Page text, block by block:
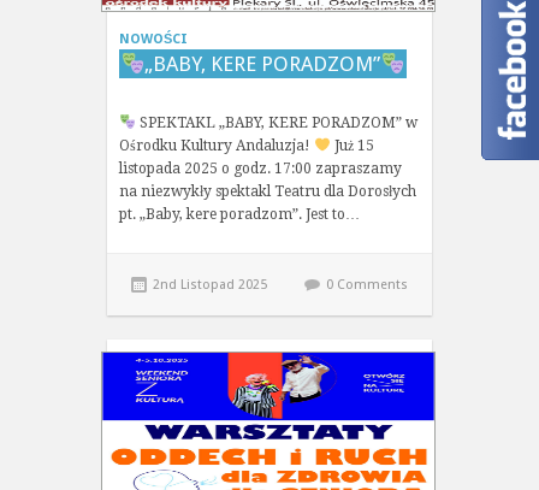
NOWOŚCI
„BABY, KERE PORADZOM”
SPEKTAKL „BABY, KERE PORADZOM” w
Ośrodku Kultury Andaluzja!
Już 15
listopada 2025 o godz. 17:00 zapraszamy
na niezwykły spektakl Teatru dla Dorosłych
pt. „Baby, kere poradzom”. Jest to…
2nd Listopad 2025 0 Comments